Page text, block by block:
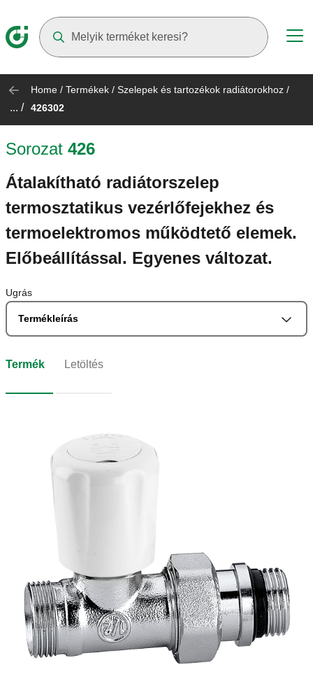
Home / Termékek / Szelepek és tartozékok radiátorokhoz /
... / 426302
Sorozat 426
Átalakítható radiátorszelep
termosztatikus vezérlőfejekhez és
termoelektromos működtető elemek.
Előbeállítással. Egyenes változat.
Ugrás
Termékleírás
Termék Letöltés